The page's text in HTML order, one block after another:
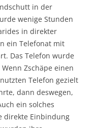
in der
wenige Stunden
in direkter
ein Telefonat mit
Das Telefon wurde
Zschäpe einen
Telefon gezielt
dann deswegen,
ein solches
direkte Einbindung